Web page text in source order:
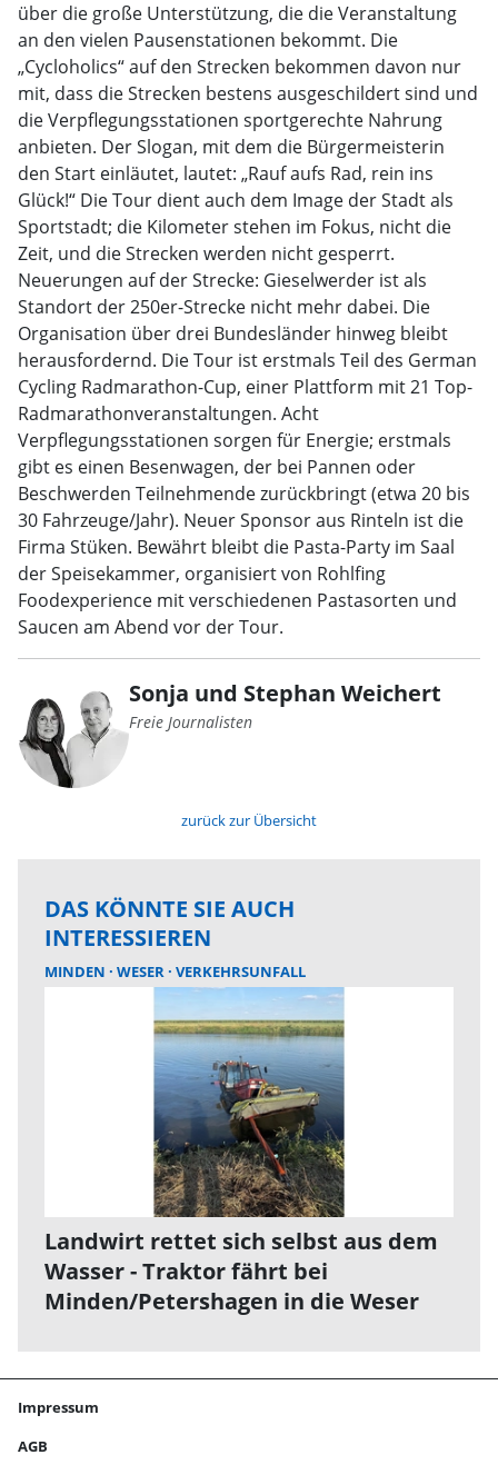
über die große Unterstützung, die die Veranstaltung
an den vielen Pausenstationen bekommt. Die
„Cycloholics“ auf den Strecken bekommen davon nur
mit, dass die Strecken bestens ausgeschildert sind und
die Verpflegungsstationen sportgerechte Nahrung
anbieten. Der Slogan, mit dem die Bürgermeisterin
den Start einläutet, lautet: „Rauf aufs Rad, rein ins
Glück!“ Die Tour dient auch dem Image der Stadt als
Sportstadt; die Kilometer stehen im Fokus, nicht die
Zeit, und die Strecken werden nicht gesperrt.
Neuerungen auf der Strecke: Gieselwerder ist als
Standort der 250er-Strecke nicht mehr dabei. Die
Organisation über drei Bundesländer hinweg bleibt
herausfordernd. Die Tour ist erstmals Teil des German
Cycling Radmarathon-Cup, einer Plattform mit 21 Top-
Radmarathonveranstaltungen. Acht
Verpflegungsstationen sorgen für Energie; erstmals
gibt es einen Besenwagen, der bei Pannen oder
Beschwerden Teilnehmende zurückbringt (etwa 20 bis
30 Fahrzeuge/Jahr). Neuer Sponsor aus Rinteln ist die
Firma Stüken. Bewährt bleibt die Pasta-Party im Saal
der Speisekammer, organisiert von Rohlfing
Foodexperience mit verschiedenen Pastasorten und
Saucen am Abend vor der Tour.
Sonja und Stephan Weichert
Freie Journalisten
zurück zur Übersicht
DAS KÖNNTE SIE AUCH
INTERESSIEREN
MINDEN WESER VERKEHRSUNFALL
Landwirt rettet sich selbst aus dem
Wasser - Traktor fährt bei
Minden/Petershagen in die Weser
Impressum
AGB